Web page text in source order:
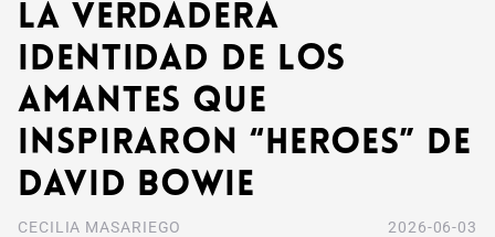
La verdadera
identidad de los
amantes que
inspiraron “Heroes” de
David Bowie
CECILIA MASARIEGO 2026-06-03